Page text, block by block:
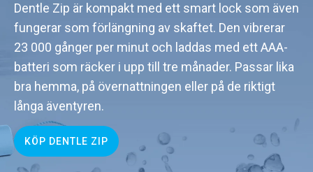
Dentle Zip är kompakt med ett smart lock som även
fungerar som förlängning av skaftet. Den vibrerar
23 000 gånger per minut och laddas med ett AAA-
batteri som räcker i upp till tre månader. Passar lika
bra hemma, på övernattningen eller på de riktigt
långa äventyren.
KÖP DENTLE ZIP